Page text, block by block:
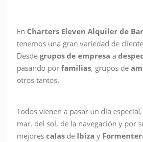
En Charters Eleven Alquiler de
tenemos una gran variedad de
Desdegrupos de empresa a
pasando porfamilias, grupos de
otros tantos.
Todos vienen a pasar un día
mar, del sol, de la navegación y por
mejorescalas de Ibiza y